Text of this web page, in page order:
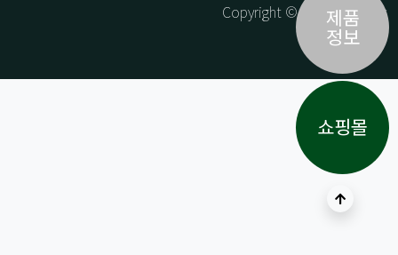
Copyright © ARK All Rights
Reserved.
상단으로
제품
정보
쇼핑몰